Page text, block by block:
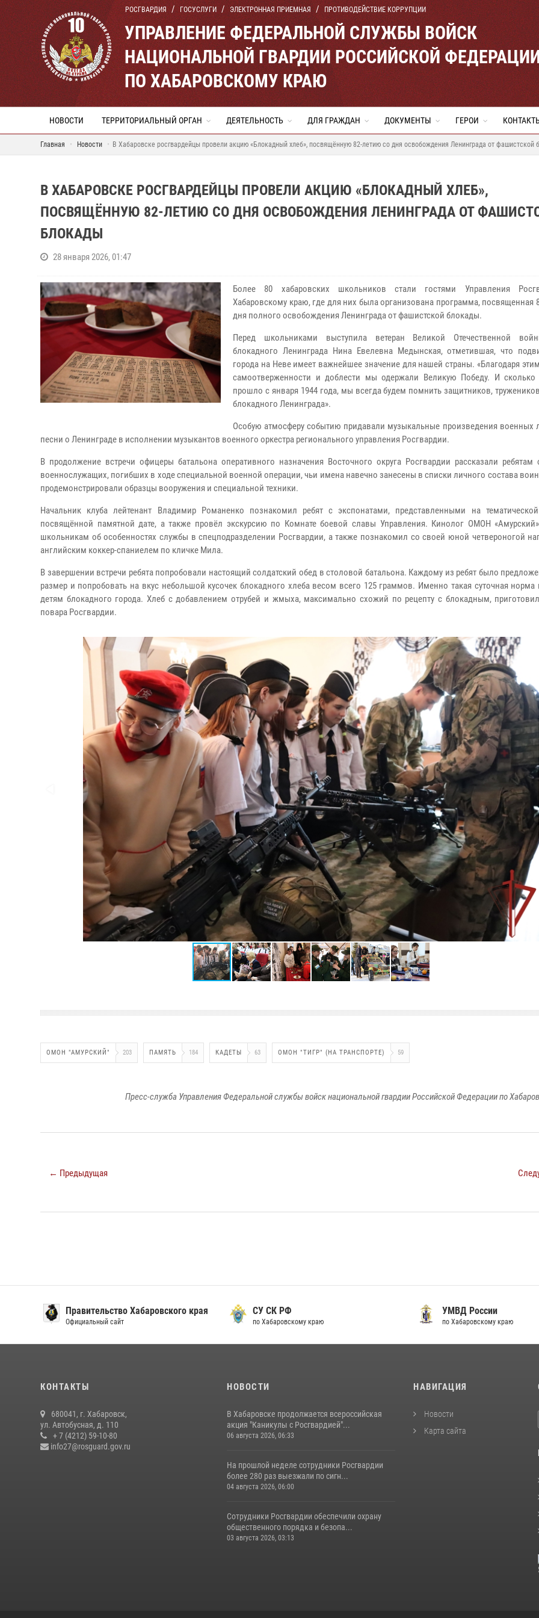
РОСГВАРДИЯ ГОСУСЛУГИ ЭЛЕКТРОННАЯ ПРИЕМНАЯ ПРОТИВОДЕЙСТВИЕ КОРРУПЦИИ
УПРАВЛЕНИЕ ФЕДЕРАЛЬНОЙ СЛУЖБЫ ВОЙСК
НАЦИОНАЛЬНОЙ ГВАРДИИ РОССИЙСКОЙ
ПО ХАБАРОВСКОМУ КРАЮ
НОВОСТИ ТЕРРИТОРИАЛЬНЫЙ ОРГАН ДЕЯТЕЛЬНОСТЬ ДЛЯ ГРАЖДАН ДОКУМЕНТЫ ГЕРОИ
Главная Новости В Хабаровске росгвардейцы провели акцию «Блокадный хлеб», посвящённую 82-летию со дня освобождения Ленинграда от фашистской
В ХАБАРОВСКЕ РОСГВАРДЕЙЦЫ ПРОВЕЛИ АКЦИЮ «БЛОКАДНЫЙ ХЛЕБ»,
ПОСВЯЩЁННУЮ 82-ЛЕТИЮ СО ДНЯ ОСВОБОЖДЕНИЯ ЛЕНИНГРАДА ОТ
БЛОКАДЫ
28 января 2026, 01:47
Более 80 хабаровских школьников стали гостями Управления
Хабаровскому краю, где для них была организована программа, посвященная
дня полного освобождения Ленинграда от фашистской блокады.
Перед школьниками выступила ветеран Великой Отечественной
блокадного Ленинграда Нина Евелевна Медынская, отметившая, что
города на Неве имеет важнейшее значение для нашей страны. «Благодаря
самоотверженности и доблести мы одержали Великую Победу. И
прошло с января 1944 года, мы всегда будем помнить защитников,
блокадного Ленинграда».
Особую атмосферу событию придавали музыкальные произведения военных
песни о Ленинграде в исполнении музыкантов военного оркестра регионального управления Росгвардии.
В продолжение встречи офицеры батальона оперативного назначения Восточного округа Росгвардии рассказали ребятам
военнослужащих, погибших в ходе специальной военной операции, чьи имена навечно занесены в списки личного состава
продемонстрировали образцы вооружения и специальной техники.
Начальник клуба лейтенант Владимир Романенко познакомил ребят с экспонатами, представленными на
посвящённой памятной дате, а также провёл экскурсию по Комнате боевой славы Управления. Кинолог ОМОН «Амурский»
школьникам об особенностях службы в спецподразделении Росгвардии, а также познакомил со своей юной четвероногой
английским коккер-спаниелем по кличке Мила.
В завершении встречи ребята попробовали настоящий солдатский обед в столовой батальона. Каждому из ребят было
размер и попробовать на вкус небольшой кусочек блокадного хлеба весом всего 125 граммов. Именно такая суточная норма
детям блокадного города. Хлеб с добавлением отрубей и жмыха, максимально схожий по рецепту с блокадным,
повара Росгвардии.
ОМОН "АМУРСКИЙ" 203 ПАМЯТЬ 184 КАДЕТЫ 63 ОМОН "ТИГР" (НА ТРАНСПОРТЕ) 59
Пресс-служба Управления Федеральной службы войск национальной гвардии Российской Федерации по
← Предыдущая
Правительство Хабаровского края
Официальный сайт
СУ СК РФ
по Хабаровскому краю
УМВД России
по Хабаровскому краю
КОНТАКТЫ
680041, г. Хабаровск,
ул. Автобусная, д. 110
+ 7 (4212) 59-10-80
info27@rosguard.gov.ru
НОВОСТИ
В Хабаровске продолжается всероссийская
акция "Каникулы с Росгвардией"...
06 августа 2026, 06:33
На прошлой неделе сотрудники Росгвардии
более 280 раз выезжали по сигн...
04 августа 2026, 06:00
Сотрудники Росгвардии обеспечили охрану
общественного порядка и безопа...
03 августа 2026, 03:13
НАВИГАЦИЯ
Новости
Карта сайта